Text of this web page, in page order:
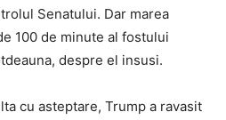
Senatului. Dar marea
100 de minute al fostului
despre el insusi.
cu asteptare, Trump a ravasit